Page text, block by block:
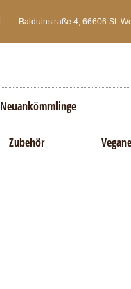
Balduinstraße 4, 66606 St.
Neuankömmlinge
Zubehör